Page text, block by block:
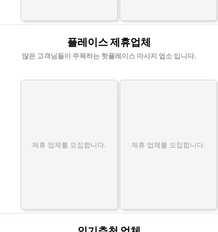
플레이스 제휴업체
많은 고객님들이 주목하는 핫플레이스 마사지 업소 입니다.
제휴 업체를 모집합니다. 제휴 업체를 모집합니다.